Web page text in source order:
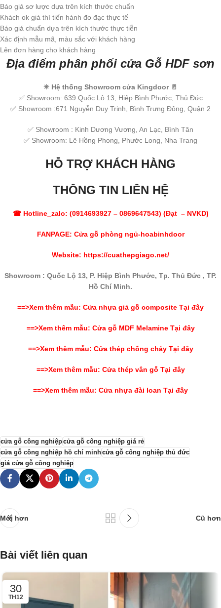
Báo giá sơ lược dựa trên kích thước chuẩn
Khách ok giá thì tiến hành đo đạc thực tế
Báo giá chuẩn dựa trên kích thước thực tiễn
Xác định mẫu mã, màu sắc với khách hàng
Lên đơn hàng cho khách hàng
Địa điểm phân phối cửa Gỗ HDF sơn
✳ Hệ thống Showroom cửa Kingdoor 🚪
✅ Showroom: 639 Quốc Lộ 13, Hiệp Bình Phước, Thủ Đức
✅ Showroom :671 Nguyễn Duy Trinh, Bình Trưng Đông, Quận 2
✅ Showroom : Kinh Dương Vương, An Lạc, Bình Tân
✅ Showroom: Lê Hồng Phong, Phước Long, Nha Trang
HỖ TRỢ KHÁCH HÀNG
THÔNG TIN LIÊN HỆ
☎ Hotline_zalo: (0914693927 – 0869647543) (Đạt – NVKD)
FANPAGE: Cửa gỗ phòng ngủ-hoabinhdoor
Website: https://cuathepgiago.net/
Showroom : Quốc Lộ 13, P. Hiệp Bình Phước, Tp. Thủ Đức , TP.
Hồ Chí Minh.
==>Xem thêm mẫu: Cửa nhựa giả gỗ composite Tại đây
==>Xem thêm mẫu: Cửa gỗ MDF MelamineTại đây
==>Xem thêm mẫu: Cửa thép chống cháyTại đây
==>Xem thêm mẫu: Cửa thép vân gỗ Tại đây
==>Xem thêm mẫu: Cửa nhựa đài loan Tại đây
cửa gỗ công nghiệpcửa gỗ công nghiệp giá rẻ
cửa gỗ công nghiệp hồ chí minhcửa gỗ công nghiệp thủ đức
giá cửa gỗ công nghiệp
Mới hơn Cũ hơn
Bài viết liên quan
30
TH12